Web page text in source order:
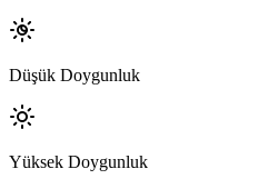
Düşük Doygunluk
Yüksek Doygunluk